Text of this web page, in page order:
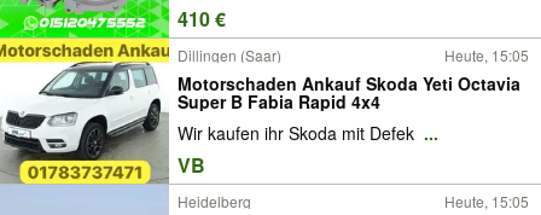
410 €
Dillingen (Saar) Heute, 15:05
Motorschaden Ankauf Skoda Yeti Octavia
Super B Fabia Rapid 4x4
Wir kaufen ihr Skoda mit Defek ...
VB
Heidelberg Heute, 15:05